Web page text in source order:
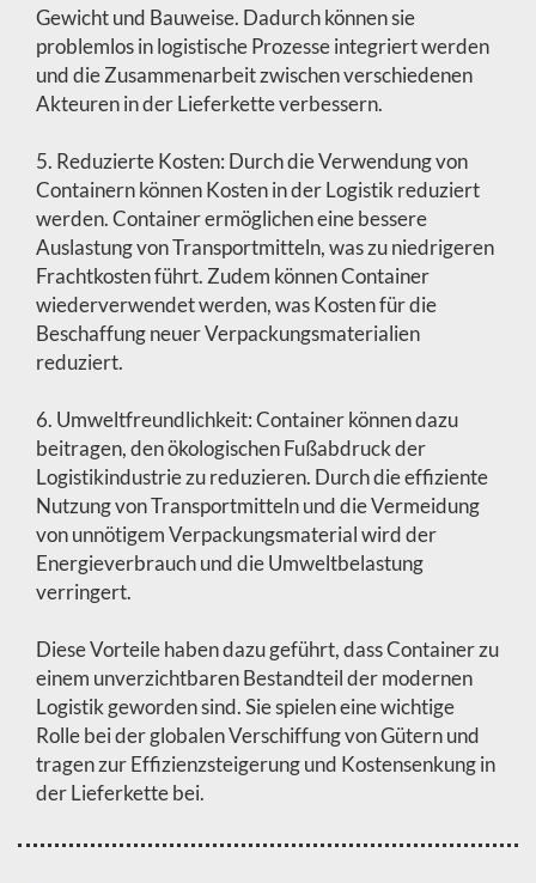
Gewicht und Bauweise. Dadurch können sie
problemlos in logistische Prozesse integriert werden
und die Zusammenarbeit zwischen verschiedenen
Akteuren in der Lieferkette verbessern.
5. Reduzierte Kosten: Durch die Verwendung von
Containern können Kosten in der Logistik reduziert
werden. Container ermöglichen eine bessere
Auslastung von Transportmitteln, was zu niedrigeren
Frachtkosten führt. Zudem können Container
wiederverwendet werden, was Kosten für die
Beschaffung neuer Verpackungsmaterialien
reduziert.
6. Umweltfreundlichkeit: Container können dazu
beitragen, den ökologischen Fußabdruck der
Logistikindustrie zu reduzieren. Durch die effiziente
Nutzung von Transportmitteln und die Vermeidung
von unnötigem Verpackungsmaterial wird der
Energieverbrauch und die Umweltbelastung
verringert.
Diese Vorteile haben dazu geführt, dass Container zu
einem unverzichtbaren Bestandteil der modernen
Logistik geworden sind. Sie spielen eine wichtige
Rolle bei der globalen Verschiffung von Gütern und
tragen zur Effizienzsteigerung und Kostensenkung in
der Lieferkette bei.